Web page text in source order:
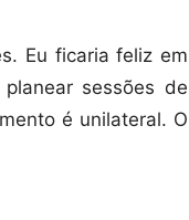
Eu ficaria feliz em
sessões de
é unilateral. O